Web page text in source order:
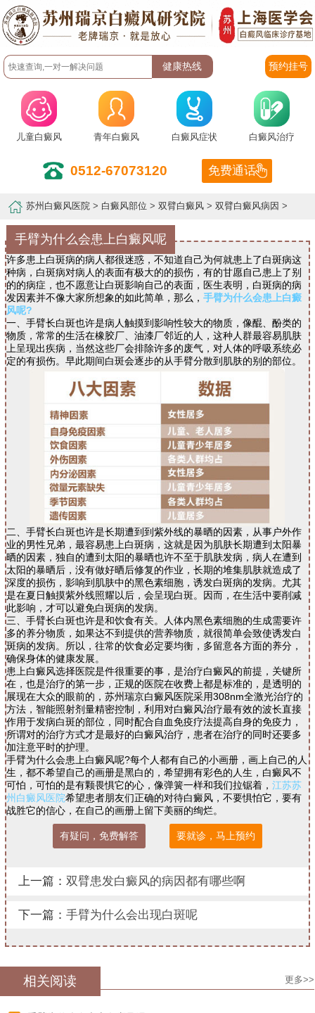
预约挂号
儿童白癜风 青年白癜风 白癜风症状 白癜风治疗
0512-67073120 免费通话
苏州白癜风医院 > 白癜风部位 >双臂白癜风 >双臂白癜风病因 >
手臂为什么会患上白癜风呢
许多患上白斑病的病人都很迷惑，不知道自己为何就患上了白斑病这
种病，白斑病对病人的表面有极大的的损伤，有的甘愿自己患上了别
的的病症，也不愿意让白斑影响自己的表面，医生表明，白斑病的病
发因素并不像大家所想象的如此简单，那么， 手臂为什么会患上白癜
风呢?
一、手臂长白斑也许是病人触摸到影响性较大的物质，像醌、酚类的
物质，常常的生活在橡胶厂、油漆厂邻近的人，这种人群最容易肌肤
上呈现出疾病，当然这些厂会排除许多的废气，对人体的呼吸系统必
定的有损伤。早此期间白斑会逐步的从手臂分散到肌肤的别的部位。
二、手臂长白斑也许是长期遭到到紫外线的暴晒的因素，从事户外作
业的男性兄弟，最容易患上白斑病，这就是因为肌肤长期遭到太阳暴
晒的因素，独自的遭到太阳的暴晒也许不至于肌肤发病，病人在遭到
太阳的暴晒后，没有做好晒后修复的作业，长期的堆集肌肤就造成了
深度的损伤，影响到肌肤中的黑色素细胞，诱发白斑病的发病。尤其
是在夏日触摸紫外线照耀以后，会呈现白斑。因而，在生活中要削减
此影响，才可以避免白斑病的发病。
三、手臂长白斑也许是和饮食有关。人体内黑色素细胞的生成需要许
多的养分物质，如果达不到提供的营养物质，就很简单会致使诱发白
斑病的发病。所以，往常的饮食必定要均衡，多留意各方面的养分，
确保身体的健康发展。
患上白癜风选择医院是件很重要的事，是治疗白癜风的前提，关键所
在，也是治疗的第一步，正规的医院在收费上都是标准的，是透明的
展现在大众的眼前的，苏州瑞京白癜风医院采用308nm全激光治疗的
方法，智能照射剂量精密控制，利用对白癜风治疗最有效的波长直接
作用于发病白斑的部位，同时配合自血免疫疗法提高自身的免疫力，
所谓对的治疗方式才是最好的白癜风治疗，患者在治疗的同时还要多
加注意平时的护理。
手臂为什么会患上白癜风呢?每个人都有自己的小画册，画上自己的人
生，都不希望自己的画册是黑白的，希望拥有彩色的人生，白癜风不
可怕，可怕的是有颗畏惧它的心，像弹簧一样和我们拉锯着， 江苏苏
州白癜风医院希望患者朋友们正确的对待白癜风，不要惧怕它，要有
战胜它的信心，在自己的画册上留下美丽的绚烂。
有疑问，免费解答 要就诊，马上预约
上一篇： 双臂患发白癜风的病因都有哪些啊
下一篇： 手臂为什么会出现白斑呢
相关阅读 更多>>